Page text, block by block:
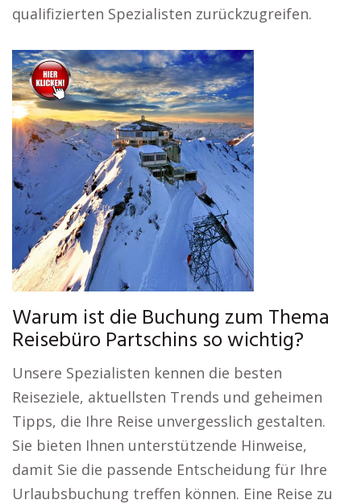
qualifizierten Spezialisten zurückzugreifen.
Warum ist die Buchung zum Thema
Reisebüro Partschins so wichtig?
Unsere Spezialisten kennen die besten
Reiseziele, aktuellsten Trends und geheimen
Tipps, die Ihre Reise unvergesslich gestalten.
Sie bieten Ihnen unterstützende Hinweise,
damit Sie die passende Entscheidung für Ihre
Urlaubsbuchung treffen können. Eine Reise zu